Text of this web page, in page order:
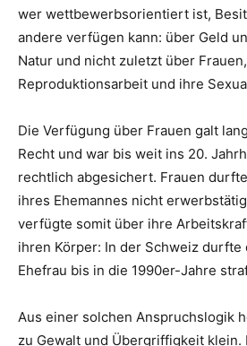
wer wettbewerbsorientiert ist,
andere verfügen kann: über Geld
Natur und nicht zuletzt über
Reproduktionsarbeit und ihre
Die Verfügung über Frauen galt
Recht und war bis weit ins 20.
rechtlich abgesichert. Frauen
ihres Ehemannes nicht
verfügte somit über ihre
ihren Körper: In der Schweiz durfte
Ehefrau bis in die 1990er-Jahre
Aus einer solchen Anspruchslogik
zu Gewalt und Übergriffigkeit